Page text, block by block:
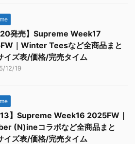
20発売】Supreme Week17
｜Winter Teesなど全商品まと
イズ表/価格/完売タイム
12/19
13】Supreme Week16 2025FW｜
(N)ineコラボなど全商品まと
イズ表/価格/完売タイム